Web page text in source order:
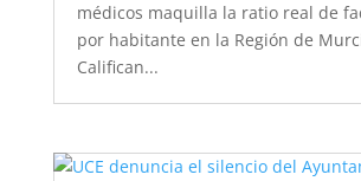
médicos maquilla la ratio real de
por habitante en la Región de
Califican...